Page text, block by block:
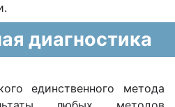
диагностика
единственного метода